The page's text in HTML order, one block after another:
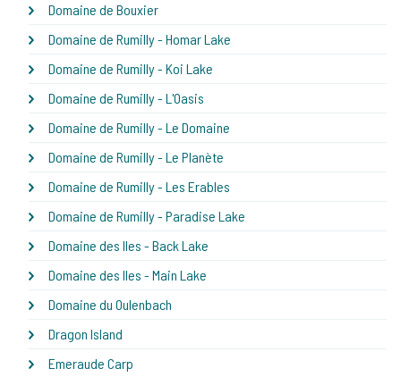
Domaine de Bouxier
Domaine de Rumilly - Homar Lake
Domaine de Rumilly - Koi Lake
Domaine de Rumilly - L'Oasis
Domaine de Rumilly - Le Domaine
Domaine de Rumilly - Le Planète
Domaine de Rumilly - Les Erables
Domaine de Rumilly - Paradise Lake
Domaine des Iles - Back Lake
Domaine des Iles - Main Lake
Domaine du Oulenbach
Dragon Island
Emeraude Carp